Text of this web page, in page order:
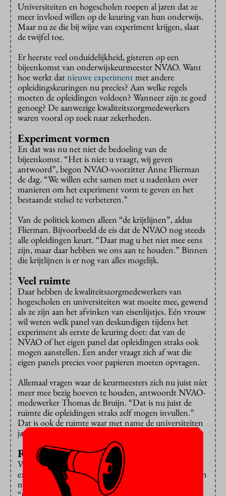
Universiteiten en hogescholen roepen al jaren dat ze
meer invloed willen op de keuring van hun onderwijs.
Maar nu ze die bij wijze van experiment krijgen, slaat
de twijfel toe.
Er heerste veel onduidelijkheid, gisteren op een
bijeenkomst van onderwijskeurmeester NVAO. Want
hoe werkt datnieuwe experimentmet andere
opleidingskeuringen nu precíes? Aan welke regels
moeten de opleidingen voldoen? Wanneer zijn ze goed
genoeg? De aanwezige kwaliteitszorgmedewerkers
waren vooral op zoek naar zekerheden.
Experiment vormen
En dat was nu net niet de bedoeling van de
bijeenkomst. “Het is niet: u vraagt, wij geven
antwoord”, begon NVAO-voorzitter Anne Flierman
de dag. “We willen echt samen met u nadenken over
manieren om het experiment vorm te geven en het
bestaande stelsel te verbeteren.”
Van de politiek komen alleen “de krijtlijnen”, aldus
Flierman. Bijvoorbeeld de eis dat de NVAO nog steeds
alle opleidingen keurt. “Daar mag u het niet mee eens
zijn, maar daar hebben we ons aan te houden.” Binnen
die krijtlijnen is er nog van alles mogelijk.
Veel ruimte
Daar hebben de kwaliteitszorgmedewerkers van
hogescholen en universiteiten wat moeite mee, gewend
als ze zijn aan het afvinken van eisenlijstjes. Eén vrouw
wil weten welk panel van deskundigen tijdens het
experiment als eerste de keuring doet: dat van de
NVAO of het eigen panel dat opleidingen straks ook
mogen aanstellen. Een ander vraagt zich af wat die
eigen panels precies voor papieren moeten opvragen.
Allemaal vragen waar de keurmeesters zich nu juist níet
meer mee bezig hoeven te houden, antwoordt NVAO-
medewerker Thomas de Bruijn. “Dat is nu juist de
ruimte die opleidingen straks zelf mogen invullen.”
Dat is ook de ruimte waar met name de universiteiten
jarenlang voor gelobbyd hebben.
Rompslomp
Verder vragen veel aanwezigen zich af of het
experiment daadwerkelijk minder rompslomp met zich
meebrengt dan de huidige opleidingskeuringen.